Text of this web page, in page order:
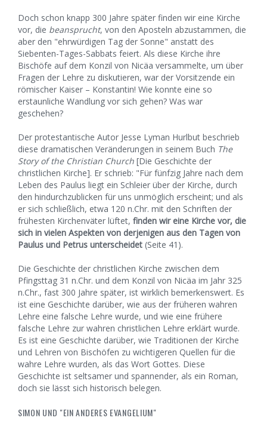
Doch schon knapp 300 Jahre später finden wir eine Kirche
vor, die beansprucht, von den Aposteln abzustammen, die
aber den "ehrwürdigen Tag der Sonne" anstatt des
Siebenten-Tages-Sabbats feiert. Als diese Kirche ihre
Bischöfe auf dem Konzil von Nicäa versammelte, um über
Fragen der Lehre zu diskutieren, war der Vorsitzende ein
römischer Kaiser – Konstantin! Wie konnte eine so
erstaunliche Wandlung vor sich gehen? Was war
geschehen?
Der protestantische Autor Jesse Lyman Hurlbut beschrieb
diese dramatischen Veränderungen in seinem Buch The
Story of the Christian Church [Die Geschichte der
christlichen Kirche]. Er schrieb: "Für fünfzig Jahre nach dem
Leben des Paulus liegt ein Schleier über der Kirche, durch
den hindurchzublicken für uns unmöglich erscheint; und als
er sich schließlich, etwa 120 n.Chr. mit den Schriften der
frühesten Kirchenväter lüftet, finden wir eine Kirche vor, die
sich in vielen Aspekten von derjenigen aus den Tagen von
Paulus und Petrus unterscheidet (Seite 41).
Die Geschichte der christlichen Kirche zwischen dem
Pfingsttag 31 n.Chr. und dem Konzil von Nicäa im Jahr 325
n.Chr., fast 300 Jahre später, ist wirklich bemerkenswert. Es
ist eine Geschichte darüber, wie aus der früheren wahren
Lehre eine falsche Lehre wurde, und wie eine frühere
falsche Lehre zur wahren christlichen Lehre erklärt wurde.
Es ist eine Geschichte darüber, wie Traditionen der Kirche
und Lehren von Bischöfen zu wichtigeren Quellen für die
wahre Lehre wurden, als das Wort Gottes. Diese
Geschichte ist seltsamer und spannender, als ein Roman,
doch sie lässt sich historisch belegen.
SIMON UND "EIN ANDERES EVANGELIUM"